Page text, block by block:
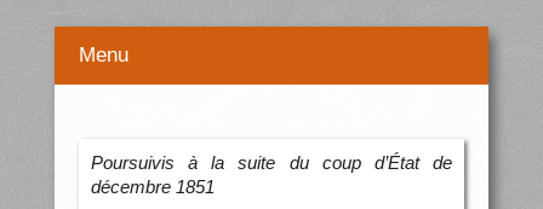
Menu
Poursuivis à la suite du coup d’État de
décembre 1851